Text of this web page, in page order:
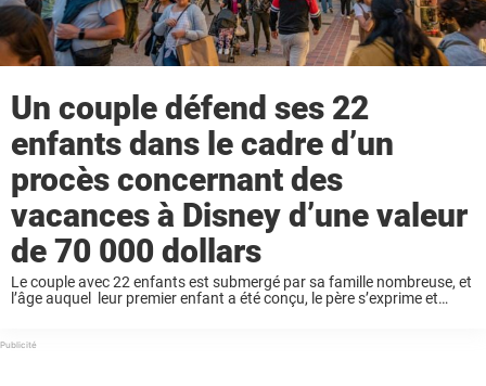
Un couple défend ses 22
enfants dans le cadre d’un
procès concernant des
vacances à Disney d’une valeur
de 70 000 dollars
Le couple avec 22 enfants est submergé par sa famille nombreuse, et
l’âge auquel leur premier enfant a été conçu, le père s’exprime et